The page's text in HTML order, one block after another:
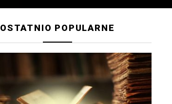
OSTATNIO POPULARNE